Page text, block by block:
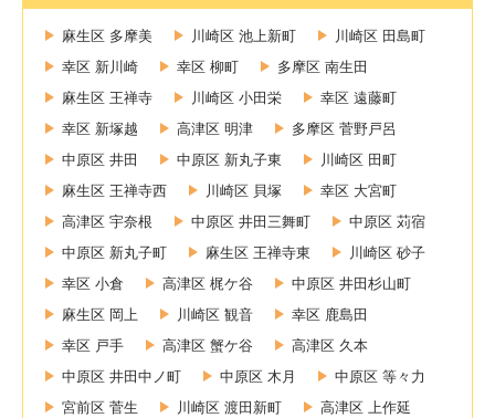
麻生区 多摩美 川崎区 池上新町
川崎区 田島町
幸区 新川崎
幸区 柳町
多摩区 南生田
麻生区 王禅寺
川崎区 小田栄
幸区 遠藤町
幸区 新塚越
高津区 明津
多摩区 菅野戸呂
中原区 井田
中原区 新丸子東
川崎区 田町
麻生区 王禅寺西
川崎区 貝塚
幸区 大宮町
高津区 宇奈根
中原区 井田三舞町
中原区 苅宿
中原区 新丸子町
麻生区 王禅寺東
川崎区 砂子
幸区 小倉
高津区 梶ケ谷
中原区 井田杉山町
麻生区 岡上
川崎区 観音
幸区 鹿島田
幸区 戸手
高津区 蟹ケ谷
高津区 久本
中原区 井田中ノ町
中原区 木月
中原区 等々力
宮前区 菅生
川崎区 渡田新町
高津区 上作延